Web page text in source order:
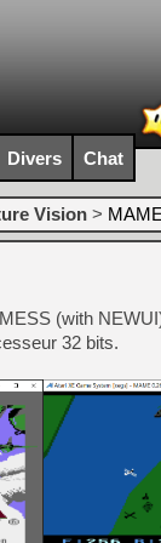
Divers Chat
Vision >
(with
32 bits.